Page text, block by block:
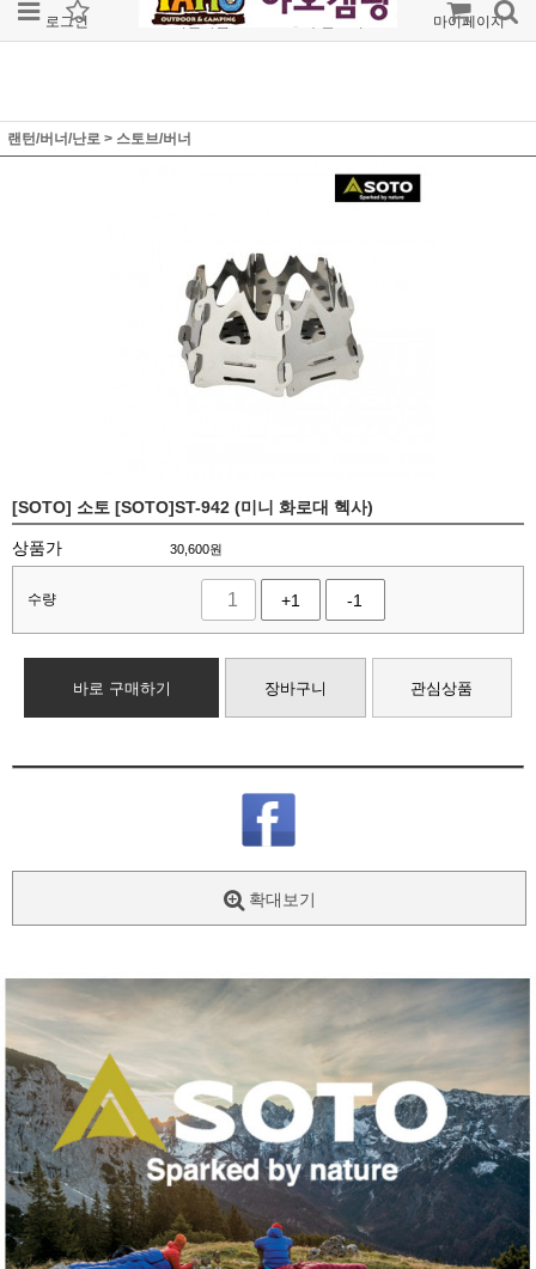
로그인 회원가입 주문조회 마이페이지
랜턴/버너/난로 > 스토브/버너
[SOTO] 소토 [SOTO]ST-942 (미니 화로대 헥사)
상품가 30,600원
수량 +1 -1
바로 구매하기 장바구니 관심상품
확대보기